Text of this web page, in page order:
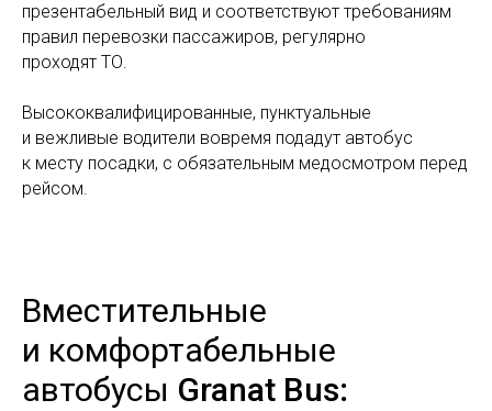
презентабельный вид и соответствуют требованиям
правил перевозки пассажиров, регулярно
проходят ТО.
Высококвалифицированные, пунктуальные
и вежливые водители вовремя подадут автобус
к месту посадки, с обязательным медосмотром перед
рейсом.
Вместительные
и комфортабельные
автобусы Granat Bus: